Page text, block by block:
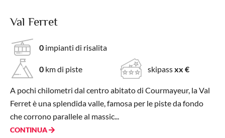
Val Ferret
0 impianti di risalita
0 km di piste skipassxx €
A pochi chilometri dal centro abitato di Courmayeur, la Val
Ferret è una splendida valle, famosa per le piste da fondo
che corrono parallele al massic...
CONTINUA